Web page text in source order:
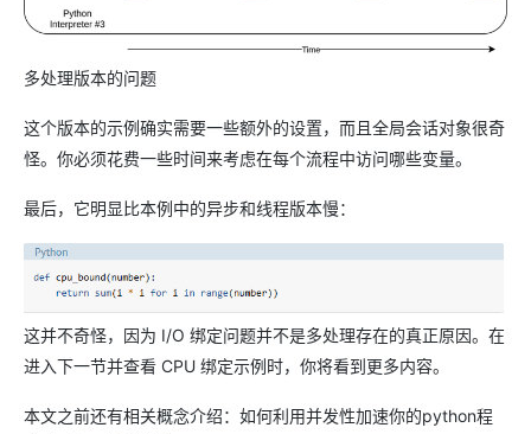
多处理版本的问题
这个版本的示例确实需要一些额外的设置，而且全局会话对象很奇
怪。你必须花费一些时间来考虑在每个流程中访问哪些变量。
最后，它明显比本例中的异步和线程版本慢：
这并不奇怪，因为 I/O 绑定问题并不是多处理存在的真正原因。在
进入下一节并查看 CPU 绑定示例时，你将看到更多内容。
本文之前还有相关概念介绍：如何利用并发性加速你的python程